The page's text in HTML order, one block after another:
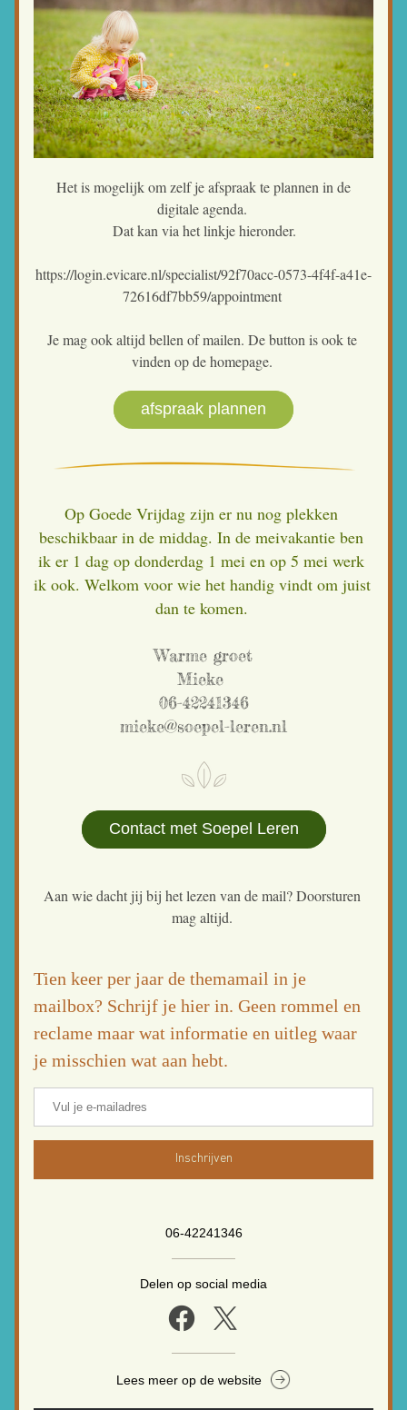
digitale agenda.
Dat kan via het linkje hieronder.
https://login.evicare.nl/specialist/92f70acc-0573-4f4f-a41e-
72616df7bb59/appointment
Je mag ook altijd bellen of mailen. De button is ook te
vinden op de homepage.
afspraak plannen
Op Goede Vrijdag zijn er nu nog plekken
beschikbaar in de middag. In de meivakantie ben
ik er 1 dag op donderdag 1 mei en op 5 mei werk
ik ook. Welkom voor wie het handig vindt om juist
dan te komen.
Warme groet
Mieke
06-42241346
mieke@soepel-leren.nl
Contact met Soepel Leren
Aan wie dacht jij bij het lezen van de mail? Doorsturen
mag altijd.
Tien keer per jaar de themamail in je
mailbox? Schrijf je hier in. Geen rommel en
reclame maar wat informatie en uitleg waar
je misschien wat aan hebt.
Inschrijven
06-42241346
Delen op social media
Lees meer op de website